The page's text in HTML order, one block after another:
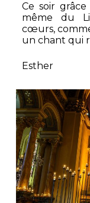
Ce soir grâce
même du
cœurs,
un chant qui
Esther